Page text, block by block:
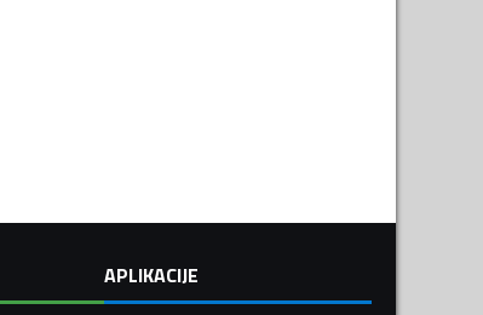
APLIKACIJE